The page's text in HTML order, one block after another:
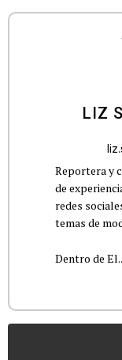
LIZ
Reportera y
de
redes
temas de
Dentro de